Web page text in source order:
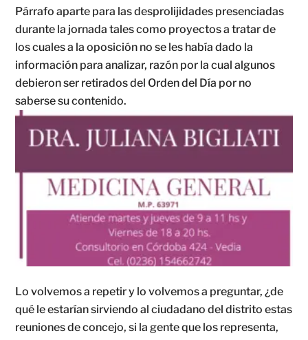
Párrafo aparte para las desprolijidades presenciadas
durante la jornada tales como proyectos a tratar de
los cuales a la oposición no se les había dado la
información para analizar, razón por la cual algunos
debieron ser retirados del Orden del Día por no
saberse su contenido.
Lo volvemos a repetir y lo volvemos a preguntar, ¿de
qué le estarían sirviendo al ciudadano del distrito estas
reuniones de concejo, si la gente que los representa,